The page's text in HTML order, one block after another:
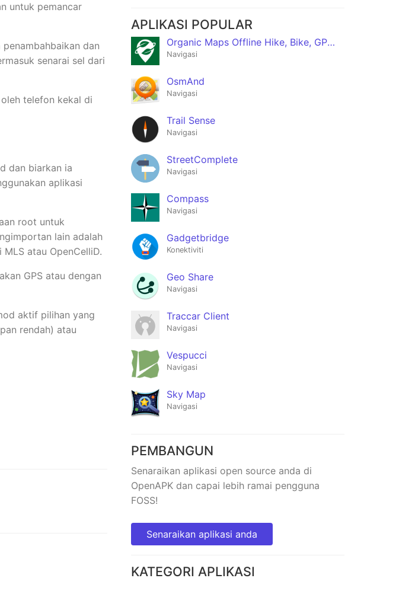
untuk pemancar
dan
senarai sel dari
telefon kekal di
dan biarkan ia
aplikasi
root untuk
lain adalah
atau OpenCelliD.
GPS atau dengan
aktif pilihan yang
rendah) atau
APLIKASI POPULAR
Organic Maps Offline Hike, Bike, GPS Navigation
Navigasi
OsmAnd
Navigasi
Trail Sense
Navigasi
Street­Complete
Navigasi
Compass
Navigasi
Gadgetbridge
Konektiviti
Geo Share
Navigasi
Traccar Client
Navigasi
Vespucci
Navigasi
Sky Map
Navigasi
PEMBANGUN
Senaraikan aplikasi open source anda di
OpenAPK dan capai lebih ramai pengguna
FOSS!
Senaraikan aplikasi anda
KATEGORI APLIKASI